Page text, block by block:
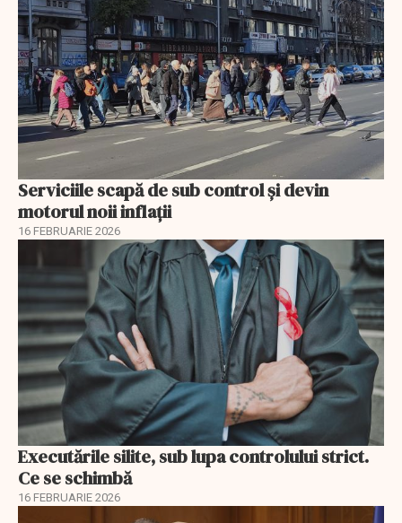
Serviciile scapă de sub control și devin
motorul noii inflații
16 FEBRUARIE 2026
Executările silite, sub lupa controlului strict.
Ce se schimbă
16 FEBRUARIE 2026